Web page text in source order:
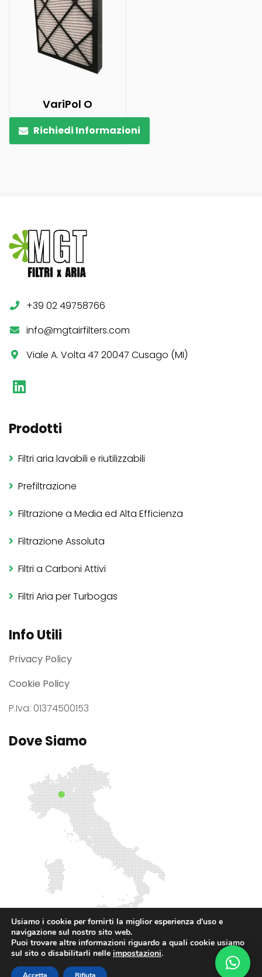
VariPol O
Richiedi Informazioni
+39 02 49758766
info@mgtairfilters.com
Viale A. Volta 47 20047 Cusago (MI)
Prodotti
Filtri aria lavabili e riutilizzabili
Prefiltrazione
Filtrazione a Media ed Alta Efficienza
Filtrazione Assoluta
Filtri a Carboni Attivi
Filtri Aria per Turbogas
Info Utili
Privacy Policy
Cookie Policy
P.Iva: 01374500153
Dove Siamo
2025 Innovea. Tutti i Diritti Riservati.
Usiamo i cookie per fornirti la miglior esperienza d'uso e
navigazione sul nostro sito web.
Puoi trovare altre informazioni riguardo a quali cookie usiamo
sul sito o disabilitarli nelle impostazioni.